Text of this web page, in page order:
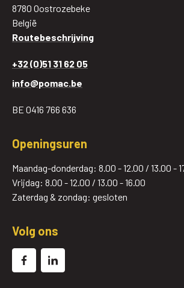
8780 Oostrozebeke
België
Routebeschrijving
+32 (0)51 31 62 05
info@pomac.be
BE 0416 766 636
Openingsuren
Maandag-donderdag: 8.00 - 12.00 / 13.00 -
Vrijdag: 8.00 - 12.00 / 13.00 - 16.00
Zaterdag & zondag: gesloten
Volg ons